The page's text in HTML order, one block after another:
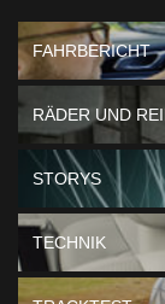
FAHRBERICHT
RÄDER UND
STORYS
TECHNIK